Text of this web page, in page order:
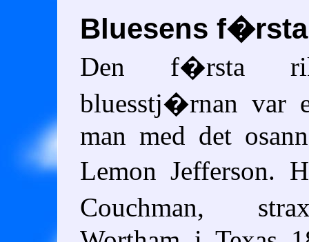
Bluesens
Den f�rsta
bluesstj�rnan var
man med det
Lemon Jefferson.
Couchman,